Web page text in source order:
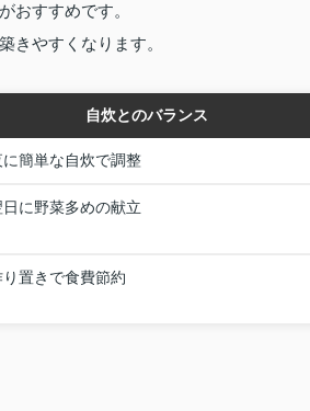
おすすめです。
きやすくなります。
自炊とのバランス
に簡単な自炊で調整
日に野菜多めの献立
り置きで食費節約